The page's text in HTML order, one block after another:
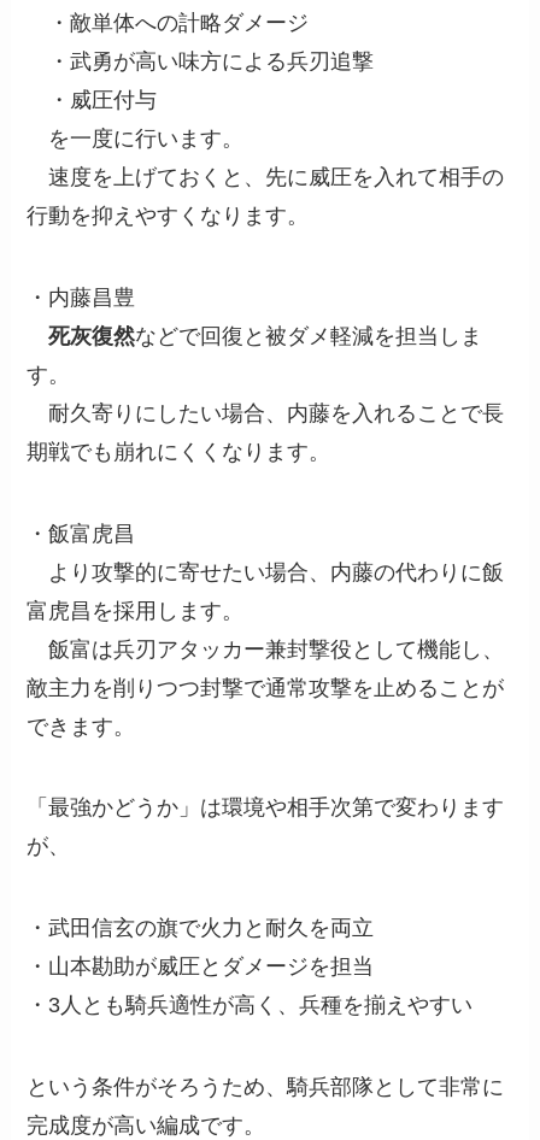
・敵単体への計略ダメージ
・武勇が高い味方による兵刃追撃
・威圧付与
を一度に行います。
速度を上げておくと、先に威圧を入れて相手の
行動を抑えやすくなります。
・内藤昌豊
死灰復然などで回復と被ダメ軽減を担当しま
す。
耐久寄りにしたい場合、内藤を入れることで長
期戦でも崩れにくくなります。
・飯富虎昌
より攻撃的に寄せたい場合、内藤の代わりに飯
富虎昌を採用します。
飯富は兵刃アタッカー兼封撃役として機能し、
敵主力を削りつつ封撃で通常攻撃を止めることが
できます。
「最強かどうか」は環境や相手次第で変わります
が、
・武田信玄の旗で火力と耐久を両立
・山本勘助が威圧とダメージを担当
・3人とも騎兵適性が高く、兵種を揃えやすい
という条件がそろうため、騎兵部隊として非常に
完成度が高い編成です。